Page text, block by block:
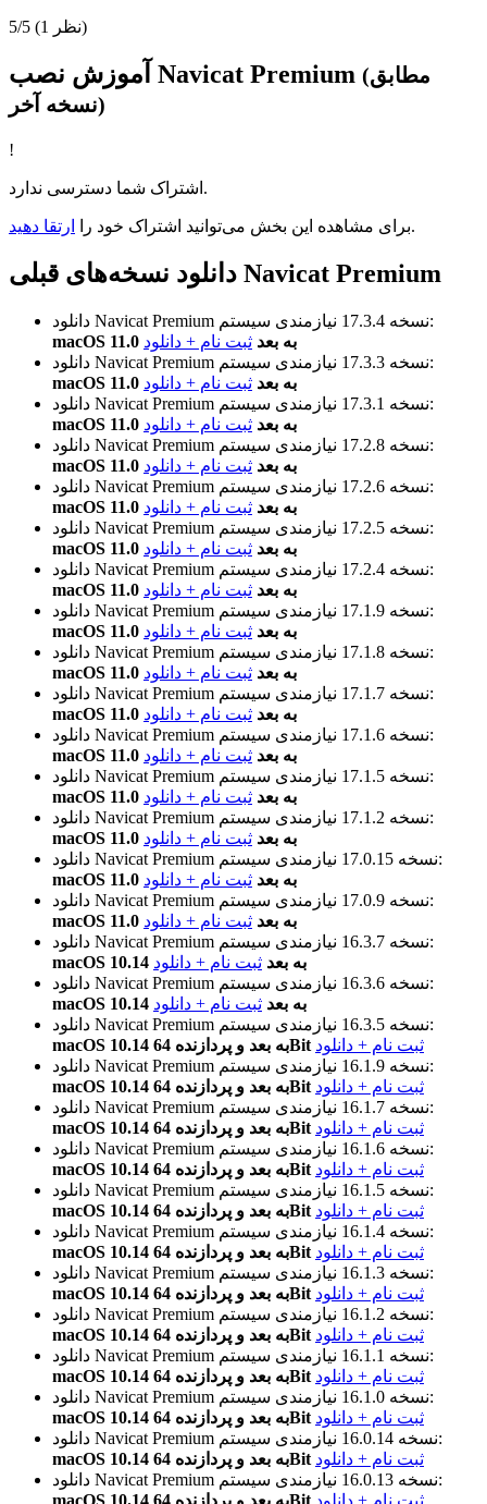
5/5 (1 نظر)
آموزش نصب Navicat Premium (مطابق
نسخه آخر)
!
اشتراک شما دسترسی ندارد.
برای مشاهده این بخش می‌توانید اشتراک خود را ارتقا دهید .
دانلود نسخه‌های قبلی Navicat Premium
دانلود Navicat Premium نسخه 17.3.4نیازمندی سیستم:
macOS 11.0 به بعد ثبت نام + دانلود
دانلود Navicat Premium
نسخه 17.3.3نیازمندی سیستم:
macOS 11.0 به بعد ثبت نام + دانلود
دانلود Navicat Premium
نسخه 17.3.1نیازمندی سیستم:
macOS 11.0 به بعد ثبت نام + دانلود
دانلود Navicat Premium
نسخه 17.2.8نیازمندی سیستم:
macOS 11.0 به بعد ثبت نام + دانلود
دانلود Navicat Premium
نسخه 17.2.6نیازمندی سیستم:
macOS 11.0 به بعد ثبت نام + دانلود
دانلود Navicat Premium
نسخه 17.2.5نیازمندی سیستم:
macOS 11.0 به بعد ثبت نام + دانلود
دانلود Navicat Premium
نسخه 17.2.4نیازمندی سیستم:
macOS 11.0 به بعد ثبت نام + دانلود
دانلود Navicat Premium
نسخه 17.1.9نیازمندی سیستم:
macOS 11.0 به بعد ثبت نام + دانلود
دانلود Navicat Premium
نسخه 17.1.8نیازمندی سیستم:
macOS 11.0 به بعد ثبت نام + دانلود
دانلود Navicat Premium
نسخه 17.1.7نیازمندی سیستم:
macOS 11.0 به بعد ثبت نام + دانلود
دانلود Navicat Premium
نسخه 17.1.6نیازمندی سیستم:
macOS 11.0 به بعد ثبت نام + دانلود
دانلود Navicat Premium
نسخه 17.1.5نیازمندی سیستم:
macOS 11.0 به بعد ثبت نام + دانلود
دانلود Navicat Premium
نسخه 17.1.2نیازمندی سیستم:
macOS 11.0 به بعد ثبت نام + دانلود
دانلود Navicat Premium
نسخه 17.0.15نیازمندی سیستم:
macOS 11.0 به بعد ثبت نام + دانلود
دانلود Navicat Premium
نسخه 17.0.9نیازمندی سیستم:
macOS 11.0 به بعد ثبت نام + دانلود
دانلود Navicat Premium
نسخه 16.3.7نیازمندی سیستم:
macOS 10.14 به بعد ثبت نام + دانلود
دانلود Navicat Premium
نسخه 16.3.6نیازمندی سیستم:
macOS 10.14 به بعد ثبت نام + دانلود
دانلود Navicat Premium
نسخه 16.3.5نیازمندی سیستم:
macOS 10.14 به بعد و پردازنده 64Bit ثبت نام + دانلود
دانلود Navicat Premium
نسخه 16.1.9نیازمندی سیستم:
macOS 10.14 به بعد و پردازنده 64Bit ثبت نام + دانلود
دانلود Navicat Premium
نسخه 16.1.7نیازمندی سیستم:
macOS 10.14 به بعد و پردازنده 64Bit ثبت نام + دانلود
دانلود Navicat Premium
نسخه 16.1.6نیازمندی سیستم:
macOS 10.14 به بعد و پردازنده 64Bit ثبت نام + دانلود
دانلود Navicat Premium
نسخه 16.1.5نیازمندی سیستم:
macOS 10.14 به بعد و پردازنده 64Bit ثبت نام + دانلود
دانلود Navicat Premium
نسخه 16.1.4نیازمندی سیستم:
macOS 10.14 به بعد و پردازنده 64Bit ثبت نام + دانلود
دانلود Navicat Premium
نسخه 16.1.3نیازمندی سیستم:
macOS 10.14 به بعد و پردازنده 64Bit ثبت نام + دانلود
دانلود Navicat Premium
نسخه 16.1.2نیازمندی سیستم:
macOS 10.14 به بعد و پردازنده 64Bit ثبت نام + دانلود
دانلود Navicat Premium
نسخه 16.1.1نیازمندی سیستم:
macOS 10.14 به بعد و پردازنده 64Bit ثبت نام + دانلود
دانلود Navicat Premium
نسخه 16.1.0نیازمندی سیستم:
macOS 10.14 به بعد و پردازنده 64Bit ثبت نام + دانلود
دانلود Navicat Premium
نسخه 16.0.14نیازمندی سیستم:
macOS 10.14 به بعد و پردازنده 64Bit ثبت نام + دانلود
دانلود Navicat Premium
نسخه 16.0.13نیازمندی سیستم:
macOS 10.14 به بعد و پردازنده 64Bit ثبت نام + دانلود